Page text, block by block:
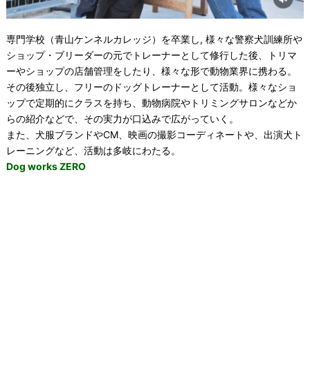
専門学校（青山ケンネルカレッジ）を卒業し, 様々な警察犬訓練所や
ショップ・ブリーダーの元でトレーナーとして修行した後、トリマ
ーやショップの店舗管理をしたり、様々な形で動物業界に携わる。
その後独立し、フリーのドッグトレーナーとして活動。様々なショ
ップで定期的にクラスを持ち、動物病院やトリミングサロンなどか
らの紹介などで、その実力が口込みで広がっていく。
また、犬服ブランドやCM、映画の撮影コーディネートや、出演犬ト
レーニングなど、活動は多岐にわたる。
Dog works ZERO